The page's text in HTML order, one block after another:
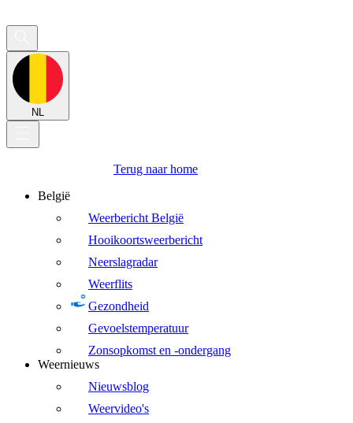
NL
Terug naar home
België
Weerbericht België
Hooikoortsweerbericht
Neerslagradar
Weerflits
Gezondheid
Gevoelstemperatuur
Zonsopkomst en -ondergang
Weernieuws
Nieuwsblog
Weervideo's